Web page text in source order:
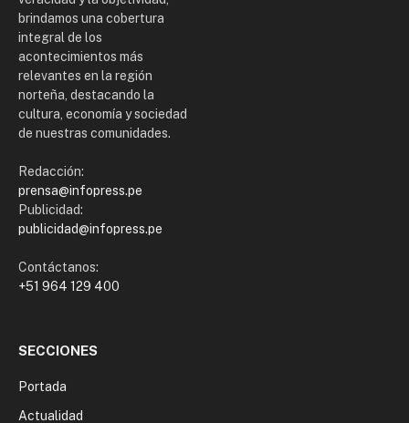
brindamos una cobertura
integral de los
acontecimientos más
relevantes en la región
norteña, destacando la
cultura, economía y sociedad
de nuestras comunidades.
Redacción:
prensa@infopress.pe
Publicidad:
publicidad@infopress.pe
Contáctanos:
+51 964 129 400
SECCIONES
Portada
Actualidad